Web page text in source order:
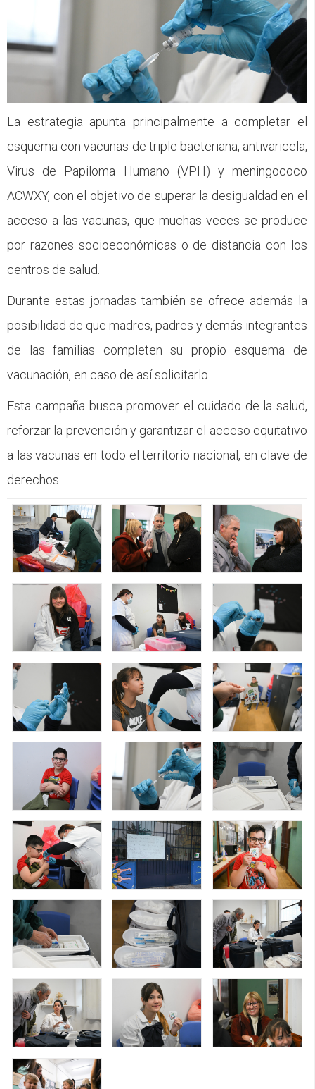
La estrategia apunta principalmente a completar el
esquema con vacunas de triple bacteriana, antivaricela,
Virus de Papiloma Humano (VPH) y meningococo
ACWXY, con el objetivo de superar la desigualdad en el
acceso a las vacunas, que muchas veces se produce
por razones socioeconómicas o de distancia con los
centros de salud.
Durante estas jornadas también se ofrece además la
posibilidad de que madres, padres y demás integrantes
de las familias completen su propio esquema de
vacunación, en caso de así solicitarlo.
Esta campaña busca promover el cuidado de la salud,
reforzar la prevención y garantizar el acceso equitativo
a las vacunas en todo el territorio nacional, en clave de
derechos.